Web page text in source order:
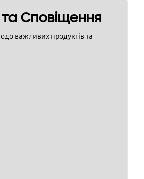
Сповіщення
важливих продуктів та